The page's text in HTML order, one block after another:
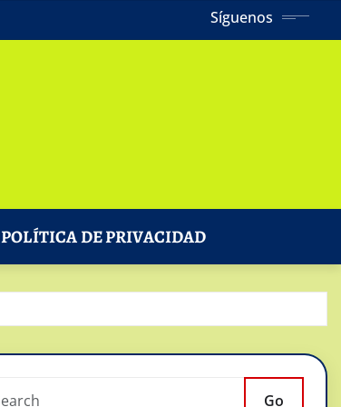
Síguenos
POLÍTICA DE PRIVACIDAD
Go